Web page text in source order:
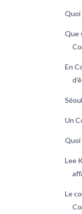
Quoi
Que
En
Un
Quoi
Lee
Le